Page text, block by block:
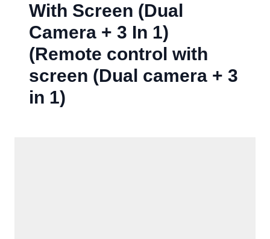
With Screen (Dual
Camera + 3 In 1)
(Remote control with
screen (Dual camera + 3
in 1)